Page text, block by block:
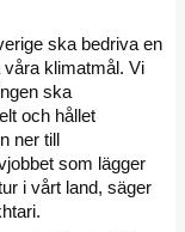
ska bedriva en
klimatmål. Vi
ska
och hållet
ner till
som lägger
i vårt land, säger